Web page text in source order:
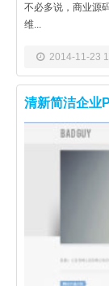
不必多说，商业源
维...
2014-11-23
清新简洁企业